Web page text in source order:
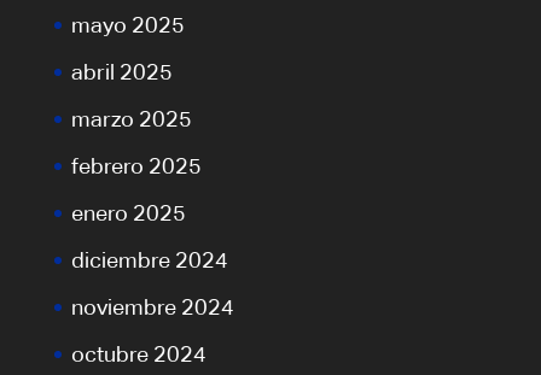
mayo 2025
abril 2025
marzo 2025
febrero 2025
enero 2025
diciembre 2024
noviembre 2024
octubre 2024